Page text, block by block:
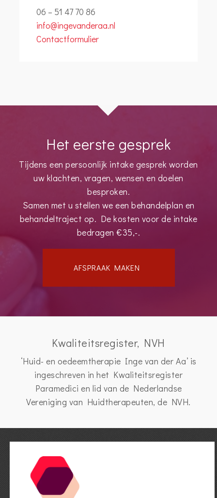
06 – 51 47 70 86
info@ingevanderaa.nl
Contactformulier
Het eerste gesprek
Tijdens een persoonlijk intake gesprek worden
uw klachten, vragen, wensen en doelen
besproken.
Samen met u stellen we een behandelplan en
behandeltraject op. De kosten voor de intake
bedragen €35,-.
AFSPRAAK MAKEN
Kwaliteitsregister, NVH
‘Huid- en oedeemtherapie Inge van der Aa’ is
ingeschreven in het Kwaliteitsregister
Paramedici en lid van de Nederlandse
Vereniging van Huidtherapeuten, de NVH.